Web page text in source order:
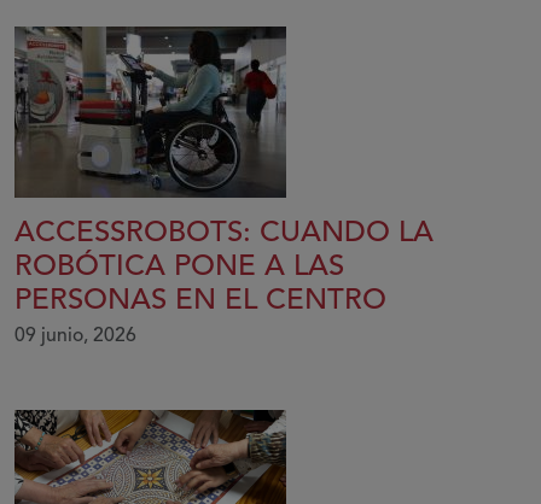
ACCESSROBOTS: CUANDO LA
ROBÓTICA PONE A LAS
PERSONAS EN EL CENTRO
09 junio, 2026